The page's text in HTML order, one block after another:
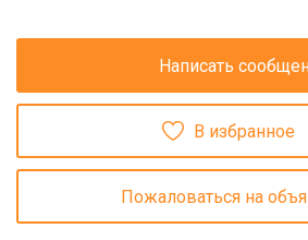
Написать
В избранное
Пожаловаться на